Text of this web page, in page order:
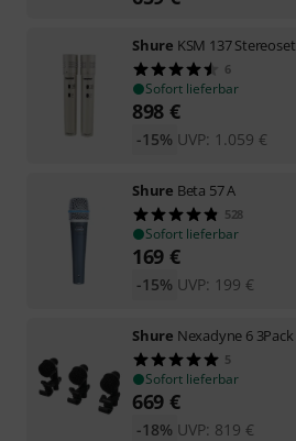
Shure KSM 137 Stereoset
6
Sofort lieferbar
898 €
UVP: 1.059 €
-15%
Shure Beta 57 A
528
Sofort lieferbar
169 €
UVP: 199 €
-15%
Shure Nexadyne 6 3Pack
5
Sofort lieferbar
669 €
UVP: 819 €
-18%